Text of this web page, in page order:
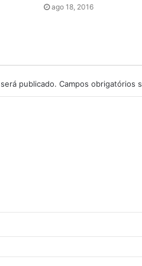
ago 18, 2016
publicado. Campos obrigatórios